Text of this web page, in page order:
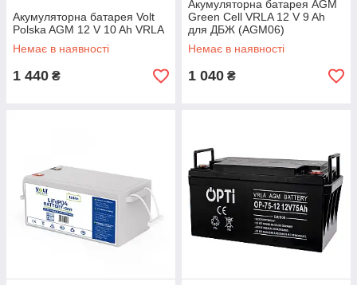
Акумуляторна батарея Volt
Polska AGM 12 V 10 Ah VRLA
Немає в наявності
1 440 ₴
Акумуляторна батарея AGM
Green Cell VRLA 12 V 9 Ah
для ДБЖ (AGM06)
Немає в наявності
1 040 ₴